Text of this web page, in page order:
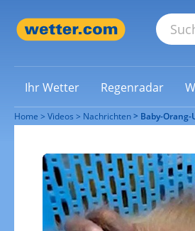
Ihr Wetter Regenradar
Home Videos Nachrichten Baby-